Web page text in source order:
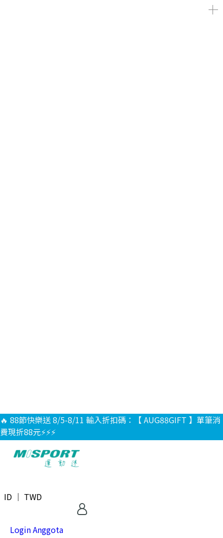
🔥 88節快樂送 8/5-8/11 輸入折扣碼：【 AUG88GIFT 】單筆消
費現折88元⚡⚡⚡
ID ｜ TWD
Login Anggota